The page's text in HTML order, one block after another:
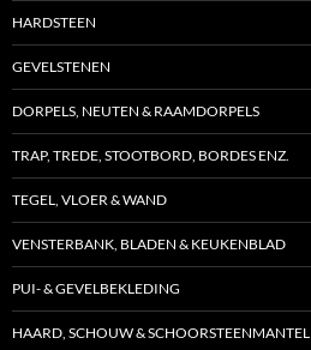
HARDSTEEN
GEVELSTENEN
DORPELS, NEUTEN & RAAMDORPELS
TRAP, TREDE, STOOTBORD, BORDES ENZ.
TEGEL, VLOER & WAND
VENSTERBANK, BLADEN & KEUKENBLAD
PUI- & GEVELBEKLEDING
HAARD, SCHOUW & SCHOORSTEENMANTEL